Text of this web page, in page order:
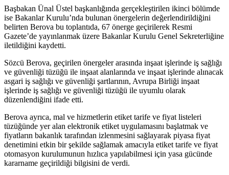
Başbakan Ünal Üstel başkanlığında gerçekleştirilen ikinci bölümde
ise Bakanlar Kurulu’nda bulunan önergelerin değerlendirildiğini
belirten Berova bu toplantıda, 67 önerge geçirilerek Resmi
Gazete’de yayınlanmak üzere Bakanlar Kurulu Genel Sekreterliğine
iletildiğini kaydetti.
Sözcü Berova, geçirilen önergeler arasında inşaat işlerinde iş sağlığı
ve güvenliği tüzüğü ile inşaat alanlarında ve inşaat işlerinde alınacak
asgari iş sağlığı ve güvenliği şartlarının, Avrupa Birliği inşaat
işlerinde iş sağlığı ve güvenliği tüzüğü ile uyumlu olarak
düzenlendiğini ifade etti.
Berova ayrıca, mal ve hizmetlerin etiket tarife ve fiyat listeleri
tüzüğünde yer alan elektronik etiket uygulamasını başlatmak ve
fiyatların bakanlık tarafından izlenmesini sağlayarak piyasa fiyat
denetimini etkin bir şekilde sağlamak amacıyla etiket tarife ve fiyat
otomasyon kurulumunun hızlıca yapılabilmesi için yasa gücünde
kararname geçirildiği bilgisini de verdi.